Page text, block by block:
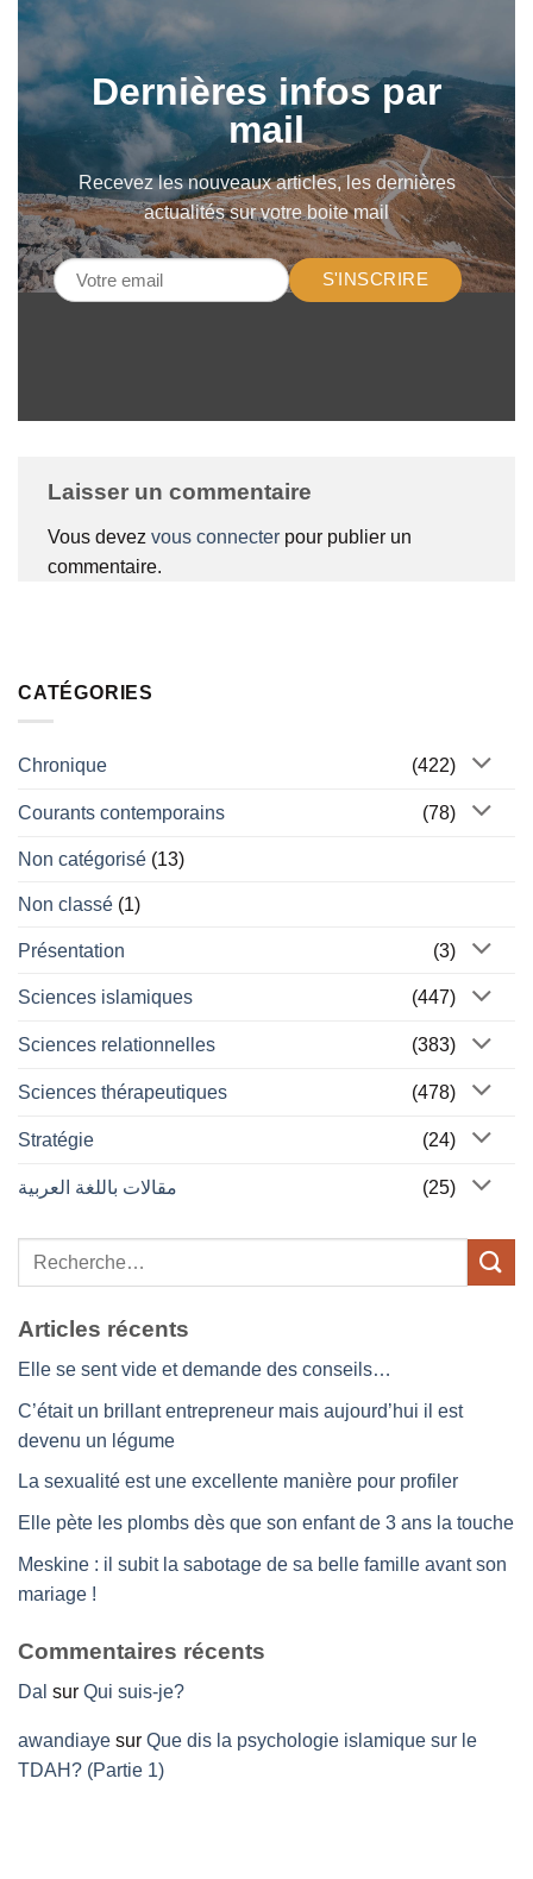
Dernières infos par
mail
Recevez les nouveaux articles, les dernières
actualités sur votre boite mail
S'INSCRIRE
Laisser un commentaire
Vous devez vous connecter pour publier un
commentaire.
CATÉGORIES
Chronique (422)
Courants contemporains (78)
Non catégorisé (13)
Non classé (1)
Présentation (3)
Sciences islamiques (447)
Sciences relationnelles (383)
Sciences thérapeutiques (478)
Stratégie (24)
مقالات باللغة العربية (25)
Articles récents
Elle se sent vide et demande des conseils…
C’était un brillant entrepreneur mais aujourd’hui il est
devenu un légume
La sexualité est une excellente manière pour profiler
Elle pète les plombs dès que son enfant de 3 ans la touche
Meskine : il subit la sabotage de sa belle famille avant son
mariage !
Commentaires récents
Dal sur Qui suis-je?
awandiaye sur Que dis la psychologie islamique sur le
TDAH? (Partie 1)